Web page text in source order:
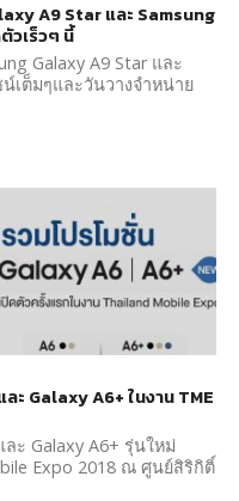
A9 Star และ Samsung
วเร็วๆ นี้
Galaxy A9 Star และ
น์เต็มๆและวันวางจำหน่าย
ะ Galaxy A6+ ในงาน TME
ะ Galaxy A6+ รุ่นใหม่
Expo 2018 ณ ศูนย์สิริกิติ์